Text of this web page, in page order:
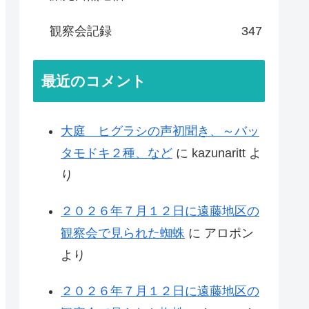
観察会記録 347
最近のコメント
大庭 ヒグラシの声初聞き、～バッ
タモドキ２種、など に kazunaritt よ
り
２０２６年７月１２日に遠藤地区の
観察会で見られた蜘蛛 に アロポン
より
２０２６年７月１２日に遠藤地区の